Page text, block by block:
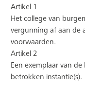
Artikel 1
Het college van
vergunning af aan de
voorwaarden.
Artikel 2
Een exemplaar van
betrokken instantie(s).